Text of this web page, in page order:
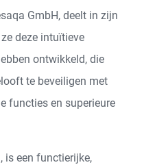
GmbH, deelt in zijn
deze intuïtieve
ontwikkeld, die
te beveiligen met
functies en superieure
is een functierijke,